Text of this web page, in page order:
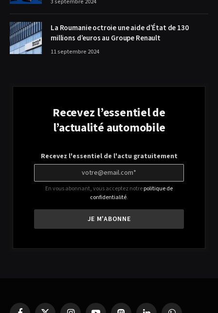
3 septembre 2024
La Roumanie octroie une aide d’État de 130
millions d’euros au Groupe Renault
11 septembre 2024
Recevez l’essentiel de
l’actualité automobile
Recevez l'essentiel de l'actu gratuitement
En vous abonnant, vous acceptez notrepolitique de
confidentialité.